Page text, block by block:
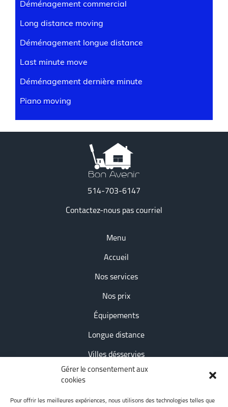
Gérer le consentement aux
cookies
Pour offrir les meilleures expériences, nous utilisons des technologies telles que
Déménagement commercial
Long distance moving
Déménagement longue distance
Last minute move
Déménagement dernière minute
Piano moving
514-703-6147
Contactez-nous pas courriel
Menu
Accueil
Nos services
Nos prix
Équipements
Longue distance
Villes désservies
Conseils et astuces